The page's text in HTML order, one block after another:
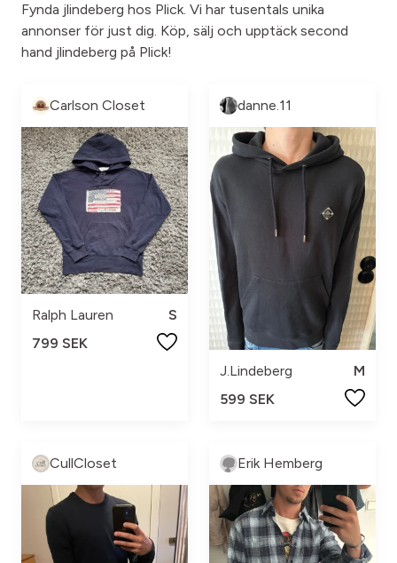
Fynda jlindeberg hos Plick. Vi har tusentals unika
annonser för just dig. Köp, sälj och upptäck second
hand jlindeberg på Plick!
Carlson Closet
Ralph Lauren
S
799 SEK
danne.11
J.Lindeberg
M
599 SEK
CullCloset Erik Hemberg